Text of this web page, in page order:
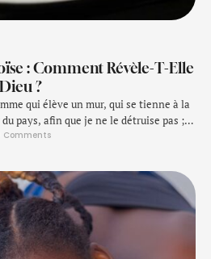
: Comment Révèle-T-Elle
?
qui élève un mur, qui se tienne à la
pays, afin que je ne le détruise pas ;
22:30
Comments